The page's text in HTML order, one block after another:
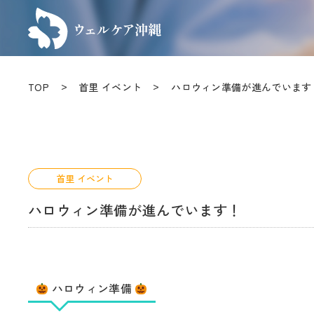
TOP 首里 イベント ハロウィン準備が進んでいま
ハロウィン準備が進んでいます！
首里 イベント
ハロウィン準備